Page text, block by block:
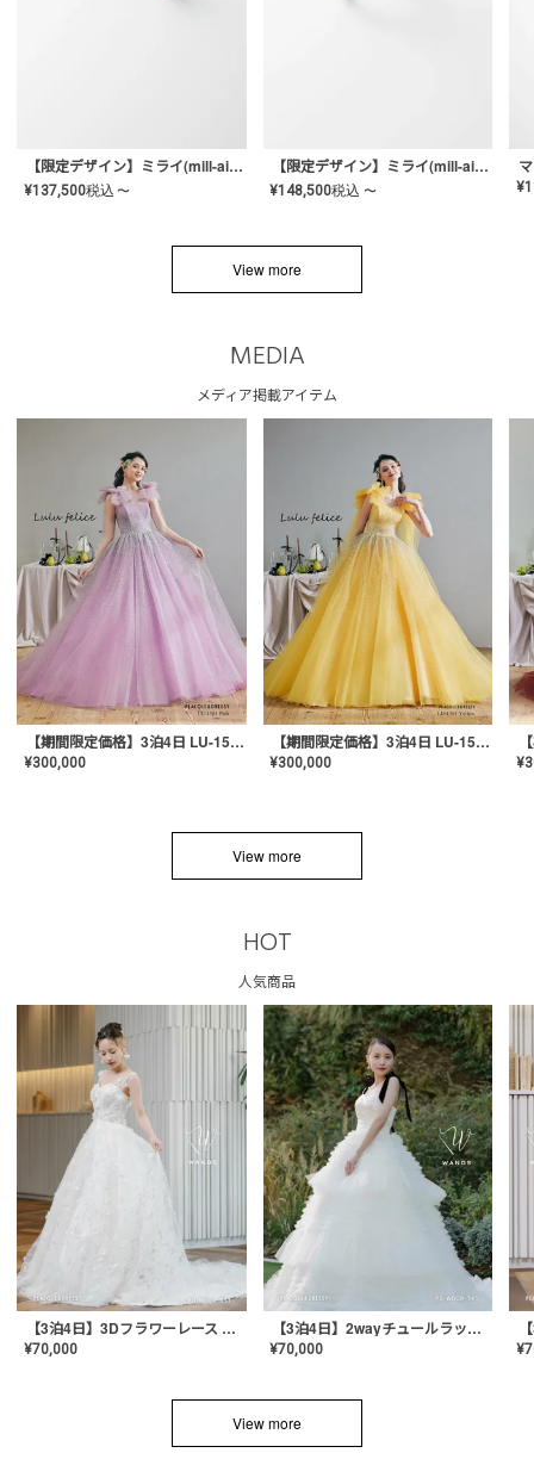
【限定デザイン】ミライ(mill-ai)リング
¥137,500税込 〜
【限定デザイン】ミライ(mill-ai)リング
¥148,500税込 〜 ¥
View more
MEDIA
メディア掲載アイテム
【期間限定価格】3泊4日 LU-1501(Pink)
¥300,000
【期間限定価格】3泊4日 LU-1501(Yellow)
¥300,000 ¥
View more
HOT
人気商品
【3泊4日】3Dフラワーレース ドレス〈PD-WDOR-331〉
¥70,000
【3泊4日】2wayチュールラッフルドレス〈PD-WDOR-341RTL〉
¥70,000 ¥
View more